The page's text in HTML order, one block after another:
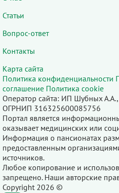
Статьи
Вопрос-ответ
Контакты
Карта сайта
Политика конфиденциальности
соглашение Политика cookie
Оператор сайта: ИП Шубных
ОГРНИП 316325600085756
Портал является
оказывает медицинских или
Информация о пансионатах
предоставленным
источников.
Любое копирование и
запрещено. Наши авторские
Copyright 2026 ©